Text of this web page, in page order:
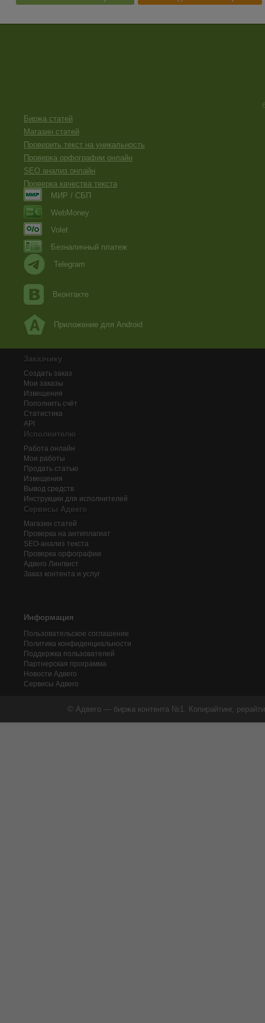
Биржа статей
Магазин статей
Проверить текст на уникальность
Проверка орфографии онлайн
SEO анализ онлайн
Проверка качества текста
МИР / СБП
WebMoney
Volet
Безналичный платеж
Telegram
Вконтакте
Приложение для Android
Заказчику
Создать заказ
Мои заказы
Извещения
Пополнить счёт
Статистика
API
Исполнителю
Работа онлайн
Мои работы
Продать статью
Извещения
Вывод средств
Инструкции для исполнителей
Сервисы Адвего
Магазин статей
Проверка на антиплагиат
SEO-анализ текста
Проверка орфографии
Адвего Лингвист
Заказ контента и услуг
Информация
Пользовательское соглашение
Политика конфиденциальности
Поддержка пользователей
Партнерская программа
Новости Адвего
Сервисы Адвего
© Адвего — биржа контента №1. Копирайтинг,